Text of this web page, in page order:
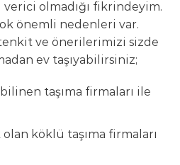
verici olmadığı fikrindeyim.
önemli nedenleri var.
tenkit ve önerilerimizi sizde
ev taşıyabilirsiniz;
taşıma firmaları ile
köklü taşıma firmaları